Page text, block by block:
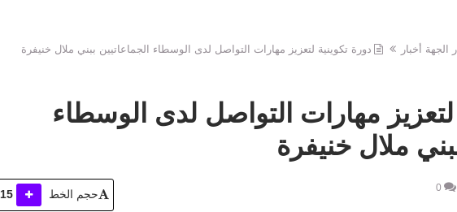
الجهة أخبار دورة تكوينية لتعزيز مهارات التواصل لدى الوسطاء الجماعاتيين ببني ملال خنيفرة
لتعزيز مهارات التواصل لدى الوسطاء
ملال خنيفرة
0 حجم الخط 15